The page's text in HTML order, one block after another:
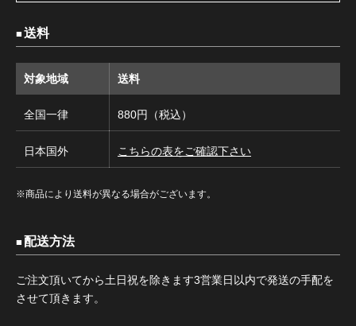
送料
対象地域 送料
全国一律 880円（税込）
日本国外 こちらの表をご確認下さい
※商品により送料が異なる場合がございます。
配送方法
ご注文頂いてから土日祝を除きます3営業日以内で発送の手配を
させて頂きます。